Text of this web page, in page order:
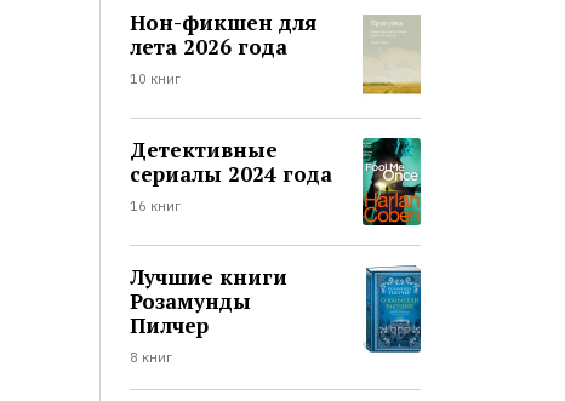
Нон-фикшен для
лета 2026 года
10 книг
Детективные
сериалы 2024 года
16 книг
Лучшие книги
Розамунды
Пилчер
8 книг